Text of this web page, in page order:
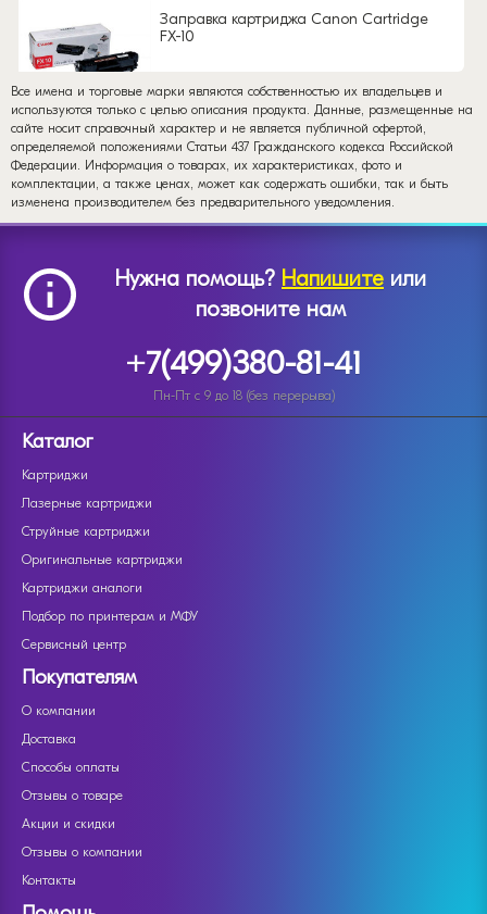
Заправка картриджа Canon Cartridge
FX-10
Все имена и торговые марки являются собственностью их владельцев и
используются только с целью описания продукта. Данные, размещенные на
сайте носит справочный характер и не является публичной офертой,
определяемой положениями Статьи 437 Гражданского кодекса Российской
Федерации. Информация о товарах, их характеристиках, фото и
комплектации, а также ценах, может как содержать ошибки, так и быть
изменена производителем без предварительного уведомления.
Нужна помощь? Напишите или
позвоните нам
+7(499)380-81-41
Пн-Пт с 9 до 18 (без перерыва)
Каталог
Картриджи
Лазерные картриджи
Струйные картриджи
Оригинальные картриджи
Картриджи аналоги
Подбор по принтерам и МФУ
Сервисный центр
Покупателям
О компании
Доставка
Способы оплаты
Отзывы о товаре
Акции и скидки
Отзывы о компании
Контакты